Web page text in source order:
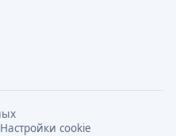
Настройки cookie